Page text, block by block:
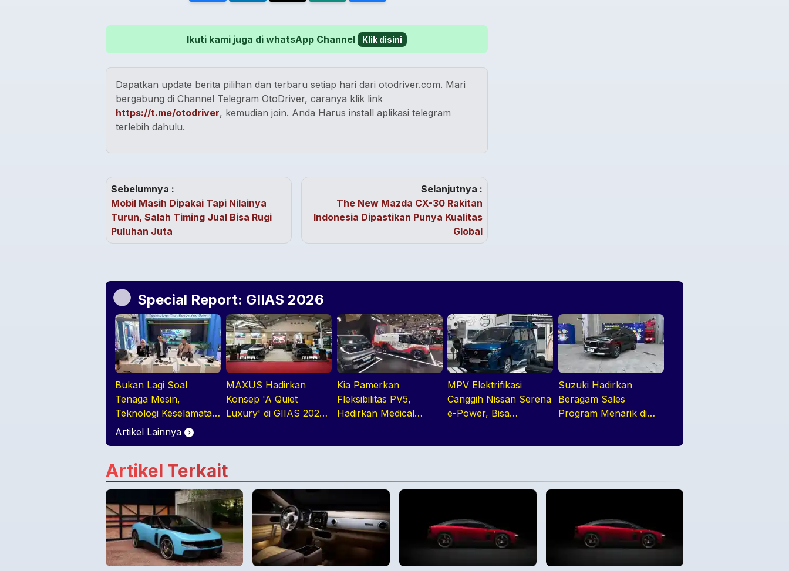
Ikuti kami juga di whatsApp Channel Klik disini
Dapatkan update berita pilihan dan terbaru setiap hari dari otodriver.com. Mari
bergabung di Channel Telegram OtoDriver, caranya klik link
https://t.me/otodriver, kemudian join. Anda Harus install aplikasi telegram
terlebih dahulu.
Sebelumnya :
Mobil Masih Dipakai Tapi Nilainya
Turun, Salah Timing Jual Bisa Rugi
Puluhan Juta
Selanjutnya :
The New Mazda CX-30 Rakitan
Indonesia Dipastikan Punya Kualitas
Global
Special Report: GIIAS 2026
Bukan Lagi Soal
Tenaga Mesin,
Teknologi Keselamatan
Jadi Tren Baru di
MAXUS Hadirkan
Konsep 'A Quiet
Luxury' di GIIAS 2026
Kia Pamerkan
Fleksibilitas PV5,
Hadirkan Medical
MPV Elektrifikasi
Canggih Nissan Serena
e-Power, Bisa
Suzuki Hadirkan
Beragam Sales
Program Menarik di
Artikel Lainnya
Artikel Terkait